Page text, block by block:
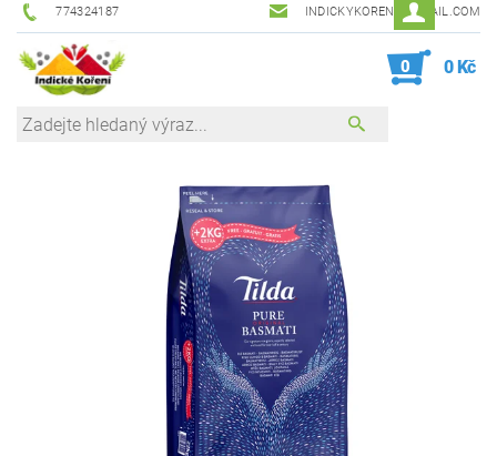
774324187 INDICKYKORENI@GMAIL.COM
0 0 Kč